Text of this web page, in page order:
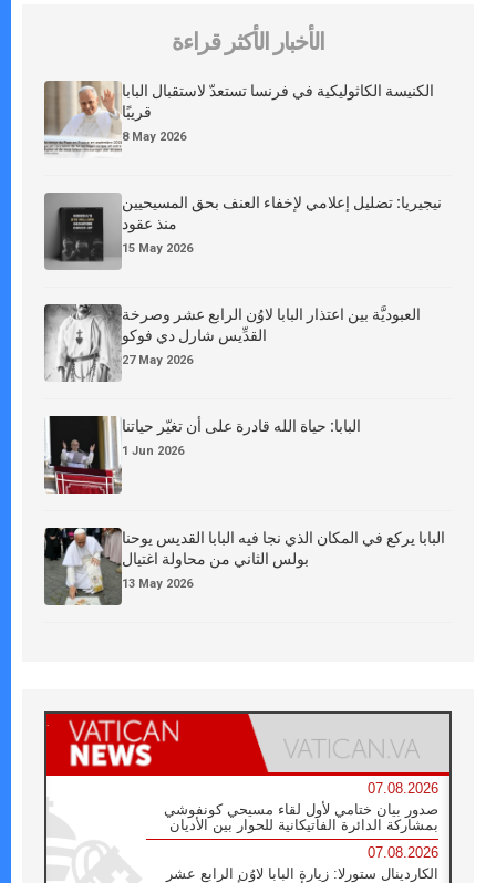
الأخبار الأكثر قراءة
الكنيسة الكاثوليكية في فرنسا تستعدّ لاستقبال البابا
قريبًا
8 May 2026
نيجيريا: تضليل إعلامي لإخفاء العنف بحق المسيحيين
منذ عقود
15 May 2026
العبوديَّة بين اعتذار البابا لاوُن الرابع عشر وصرخة
القدِّيس شارل دي فوكو
27 May 2026
البابا: حياة الله قادرة على أن تغيّر حياتنا
1 Jun 2026
البابا يركع في المكان الذي نجا فيه البابا القديس يوحنا
بولس الثاني من محاولة اغتيال
13 May 2026
07.08.2026
صدور بيان ختامي لأول لقاء مسيحي كونفوشي
بمشاركة الدائرة الفاتيكانية للحوار بين الأديان
07.08.2026
الكاردينال ستورلا: زيارة البابا لاوُن الرابع عشر